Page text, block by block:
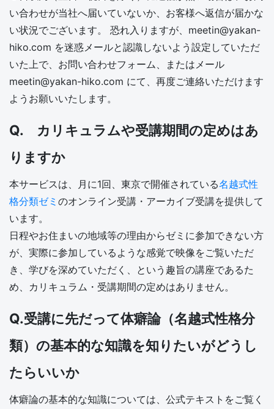
い合わせが当社へ届いていないか、お客様へ返信が届かな
い状況でございます。 恐れ入りますが、meetin@yakan-
hiko.com を迷惑メールと認識しないよう設定していただ
いた上で、お問い合わせフォーム、またはメール
meetin@yakan-hiko.com にて、再度ご連絡いただけます
ようお願いいたします。
Q. カリキュラムや受講期間の定めはあ
りますか
本サービスは、月に1回、東京で開催されている名越式性
格分類ゼミ のオンライン受講・アーカイブ受講を提供して
います。
日程やお住まいの地域等の理由からゼミに参加できない方
が、実際に参加しているような感覚で映像をご覧いただ
き、学びを深めていただく、という趣旨の講座であるた
め、カリキュラム・受講期間の定めはありません。
Q.受講に先だって体癖論（名越式性格分
類）の基本的な知識を知りたいがどうし
たらいいか
体癖論の基本的な知識については、 公式テキストをご覧く